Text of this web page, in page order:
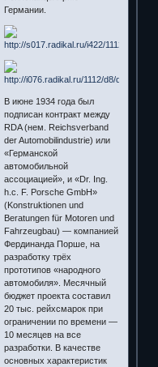
Германии.
В июне 1934 года был
подписан контракт между
RDA (нем. Reichsverband
der Automobilindustrie) или
«Германской
автомобильной
ассоциацией», и «Dr. Ing.
h.c. F. Porsche GmbH»
(Konstruktionen und
Beratungen für Motoren und
Fahrzeugbau) — компанией
Фердинанда Порше, на
разработку трёх
прототипов «народного
автомобиля». Месячный
бюджет проекта составил
20 тыс. рейхсмарок при
ограничении по времени —
10 месяцев на все
разработки. В качестве
основных характеристик